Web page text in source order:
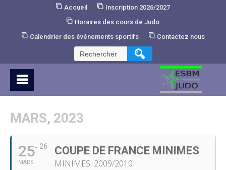
Accueil
Inscription 2026/2027
Horaires des cours de Judo
Calendrier des événements sportifs
Contactez nous
Rechercher :
MARS, 2023
25
MARS
26 COUPE DE FRANCE MINIMES
MINIMES, 2009/2010